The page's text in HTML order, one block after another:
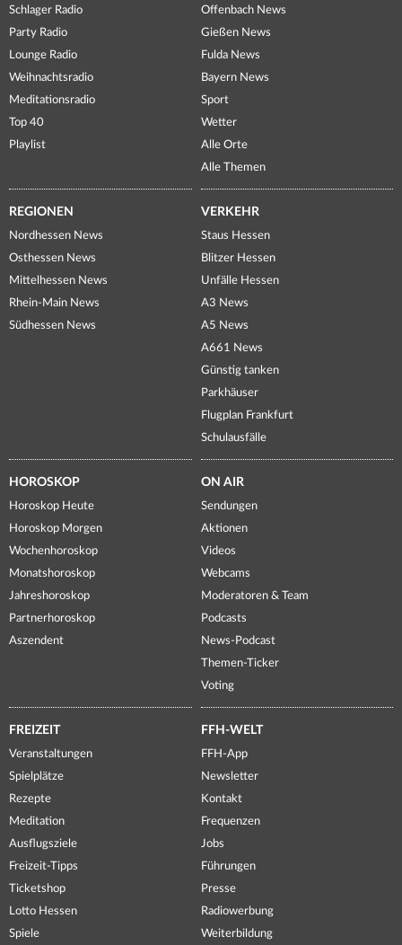
Schlager Radio
Party Radio
Lounge Radio
Weihnachtsradio
Meditationsradio
Top 40
Playlist
Offenbach News
Gießen News
Fulda News
Bayern News
Sport
Wetter
Alle Orte
Alle Themen
REGIONEN
Nordhessen News
Osthessen News
Mittelhessen News
Rhein-Main News
Südhessen News
VERKEHR
Staus Hessen
Blitzer Hessen
Unfälle Hessen
A3 News
A5 News
A661 News
Günstig tanken
Parkhäuser
Flugplan Frankfurt
Schulausfälle
HOROSKOP
Horoskop Heute
Horoskop Morgen
Wochenhoroskop
Monatshoroskop
Jahreshoroskop
Partnerhoroskop
Aszendent
ON AIR
Sendungen
Aktionen
Videos
Webcams
Moderatoren & Team
Podcasts
News-Podcast
Themen-Ticker
Voting
FREIZEIT
Veranstaltungen
Spielplätze
Rezepte
Meditation
Ausflugsziele
Freizeit-Tipps
Ticketshop
Lotto Hessen
Spiele
FFH-WELT
FFH-App
Newsletter
Kontakt
Frequenzen
Jobs
Führungen
Presse
Radiowerbung
Weiterbildung